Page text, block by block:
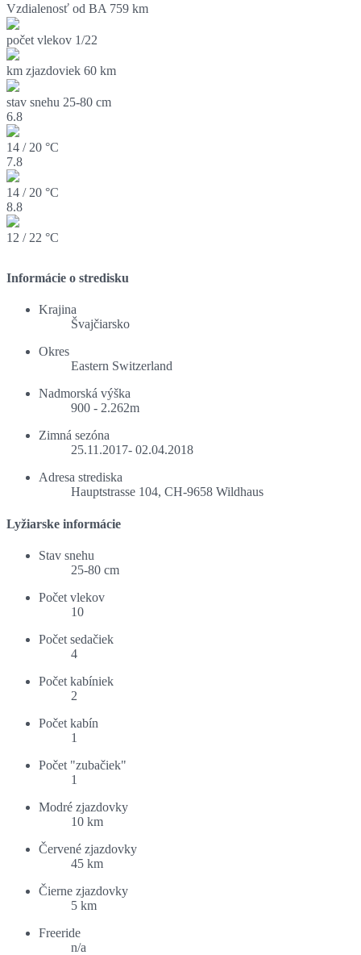
Vzdialenosť od BA 759 km
počet vlekov 1/22
km zjazdoviek 60 km
stav snehu 25-80 cm
6.8
14 / 20 °C
7.8
14 / 20 °C
8.8
12 / 22 °C
Informácie o stredisku
Krajina
Švajčiarsko
Okres
Eastern Switzerland
Nadmorská výška
900 - 2.262m
Zimná sezóna
25.11.2017- 02.04.2018
Adresa strediska
Hauptstrasse 104, CH-9658 Wildhaus
Lyžiarske informácie
Stav snehu
25-80 cm
Počet vlekov
10
Počet sedačiek
4
Počet kabíniek
2
Počet kabín
1
Počet "zubačiek"
1
Modré zjazdovky
10 km
Červené zjazdovky
45 km
Čierne zjazdovky
5 km
Freeride
n/a